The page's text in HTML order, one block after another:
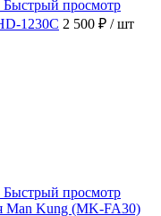
Быстрый просмотр
1230C 2 500 ₽ / шт
Быстрый просмотр
Man Kung (MK-FA30)